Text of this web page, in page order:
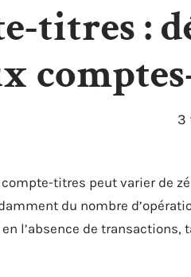
titres :
3
titres peut varier de
du nombre
l’absence de transactions,